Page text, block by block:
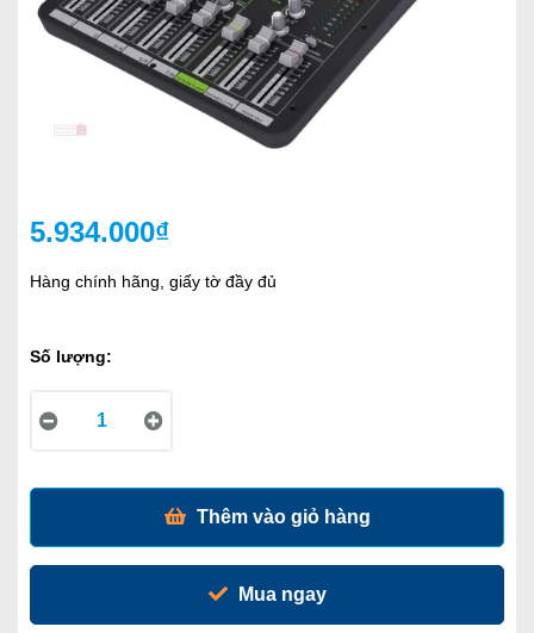
5.934.000₫
Hàng chính hãng, giấy tờ đầy đủ
Số lượng:
Thêm vào giỏ hàng
Mua ngay